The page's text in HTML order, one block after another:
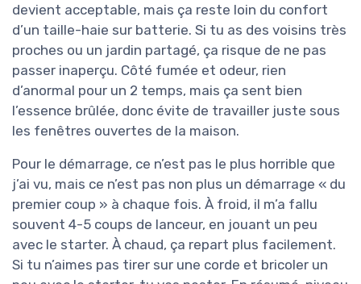
devient acceptable, mais ça reste loin du confort
d’un taille-haie sur batterie. Si tu as des voisins très
proches ou un jardin partagé, ça risque de ne pas
passer inaperçu. Côté fumée et odeur, rien
d’anormal pour un 2 temps, mais ça sent bien
l’essence brûlée, donc évite de travailler juste sous
les fenêtres ouvertes de la maison.
Pour le démarrage, ce n’est pas le plus horrible que
j’ai vu, mais ce n’est pas non plus un démarrage « du
premier coup » à chaque fois. À froid, il m’a fallu
souvent 4-5 coups de lanceur, en jouant un peu
avec le starter. À chaud, ça repart plus facilement.
Si tu n’aimes pas tirer sur une corde et bricoler un